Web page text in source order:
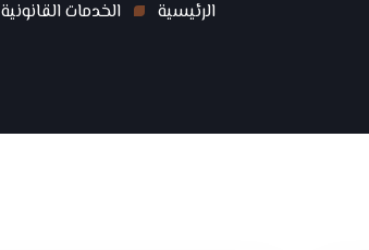
الرئيسية الخدمات القانونية